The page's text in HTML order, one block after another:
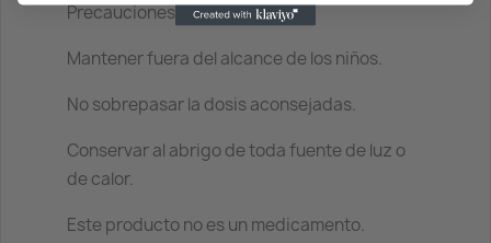
Precauciones
Mantener fuera del alcance de los niños.
No sobrepasar la dosis aconsejadas.
Conservar al abrigo de toda fuente de luz o
de calor.
Este producto no es un medicamento.